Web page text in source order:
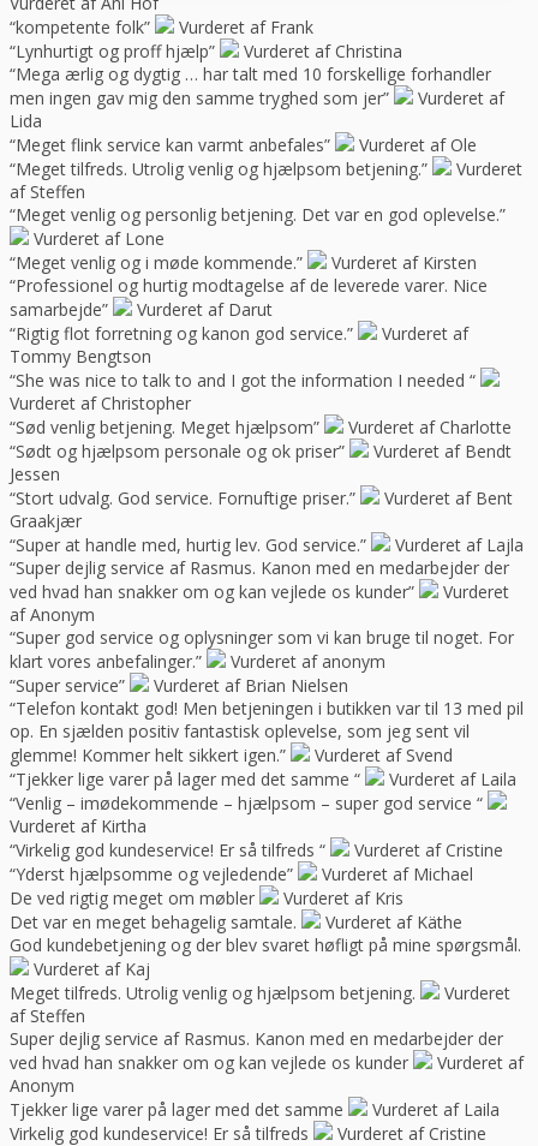
“kompetente folk”
Vurderet af Frank
“Lynhurtigt og proff hjælp”
Vurderet af Christina
“Mega ærlig og dygtig … har talt med 10 forskellige forhandler
men ingen gav mig den samme tryghed som jer”
Vurderet af
Lida
“Meget flink service kan varmt anbefales”
Vurderet af Ole
“Meget tilfreds. Utrolig venlig og hjælpsom betjening.”
Vurderet
af Steffen
“Meget venlig og personlig betjening. Det var en god oplevelse.”
Vurderet af Lone
“Meget venlig og i møde kommende.”
Vurderet af Kirsten
“Professionel og hurtig modtagelse af de leverede varer. Nice
samarbejde”
Vurderet af Darut
“Rigtig flot forretning og kanon god service.”
Vurderet af
Tommy Bengtson
“She was nice to talk to and I got the information I needed “
Vurderet af Christopher
“Sød venlig betjening. Meget hjælpsom”
Vurderet af Charlotte
“Sødt og hjælpsom personale og ok priser”
Vurderet af Bendt
Jessen
“Stort udvalg. God service. Fornuftige priser.”
Vurderet af Bent
Graakjær
“Super at handle med, hurtig lev. God service.”
Vurderet af Lajla
“Super dejlig service af Rasmus. Kanon med en medarbejder der
ved hvad han snakker om og kan vejlede os kunder”
Vurderet
af Anonym
“Super god service og oplysninger som vi kan bruge til noget. For
klart vores anbefalinger.”
Vurderet af anonym
“Super service”
Vurderet af Brian Nielsen
“Telefon kontakt god! Men betjeningen i butikken var til 13 med pil
op. En sjælden positiv fantastisk oplevelse, som jeg sent vil
glemme! Kommer helt sikkert igen.”
Vurderet af Svend
“Tjekker lige varer på lager med det samme “
Vurderet af Laila
“Venlig – imødekommende – hjælpsom – super god service “
Vurderet af Kirtha
“Virkelig god kundeservice! Er så tilfreds “
Vurderet af Cristine
“Yderst hjælpsomme og vejledende”
Vurderet af Michael
De ved rigtig meget om møbler
Vurderet af Kris
Det var en meget behagelig samtale.
Vurderet af Käthe
God kundebetjening og der blev svaret høfligt på mine spørgsmål.
Vurderet af Kaj
Meget tilfreds. Utrolig venlig og hjælpsom betjening.
Vurderet
af Steffen
Super dejlig service af Rasmus. Kanon med en medarbejder der
ved hvad han snakker om og kan vejlede os kunder
Vurderet af
Anonym
Tjekker lige varer på lager med det samme
Vurderet af Laila
Virkelig god kundeservice! Er så tilfreds
Vurderet af Cristine